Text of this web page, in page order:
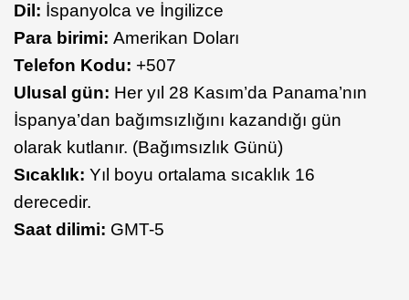
Dil: İspanyolca ve İngilizce
Para birimi: Amerikan Doları
Telefon Kodu: +507
Ulusal gün: Her yıl 28 Kasım’da Panama’nın
İspanya’dan bağımsızlığını kazandığı gün
olarak kutlanır. (Bağımsızlık Günü)
Sıcaklık: Yıl boyu ortalama sıcaklık 16
derecedir.
Saat dilimi: GMT-5